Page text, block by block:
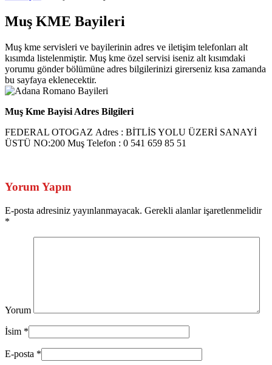
Muş KME Bayileri
Muş kme servisleri ve bayilerinin adres ve iletişim telefonları alt
kısımda listelenmiştir. Muş kme özel servisi iseniz alt kısımdaki
yorumu gönder bölümüne adres bilgilerinizi girerseniz kısa zamanda
bu sayfaya eklenecektir.
Muş Kme Bayisi Adres Bilgileri
FEDERAL OTOGAZ Adres : BİTLİS YOLU ÜZERİ SANAYİ
ÜSTÜ NO:200 Muş Telefon : 0 541 659 85 51
Yorum Yapın
E-posta adresiniz yayınlanmayacak. Gerekli alanlar işaretlenmelidir
*
Yorum
İsim *
E-posta *